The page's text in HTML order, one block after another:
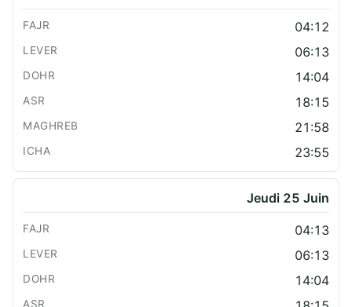
04:12
06:13
14:04
18:15
21:58
23:55
Jeudi 25 Juin
04:13
06:13
14:04